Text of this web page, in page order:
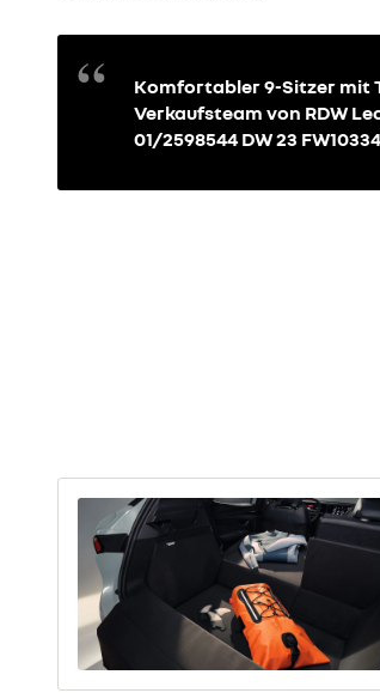
Komfortabler 9-Sitzer mit
Verkaufsteam von RDW
01/2598544 DW 23 FW10334